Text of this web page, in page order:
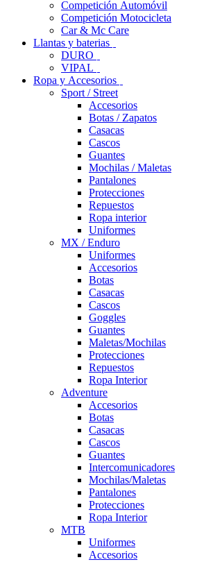
Competición Automóvil
Competición Motocicleta
Car & Mc Care
Llantas y baterias
DURO
VIPAL
Ropa y Accesorios
Sport / Street
Accesorios
Botas / Zapatos
Casacas
Cascos
Guantes
Mochilas / Maletas
Pantalones
Protecciones
Repuestos
Ropa interior
Uniformes
MX / Enduro
Uniformes
Accesorios
Botas
Casacas
Cascos
Goggles
Guantes
Maletas/Mochilas
Protecciones
Repuestos
Ropa Interior
Adventure
Accesorios
Botas
Casacas
Cascos
Guantes
Intercomunicadores
Mochilas/Maletas
Pantalones
Protecciones
Ropa Interior
MTB
Uniformes
Accesorios